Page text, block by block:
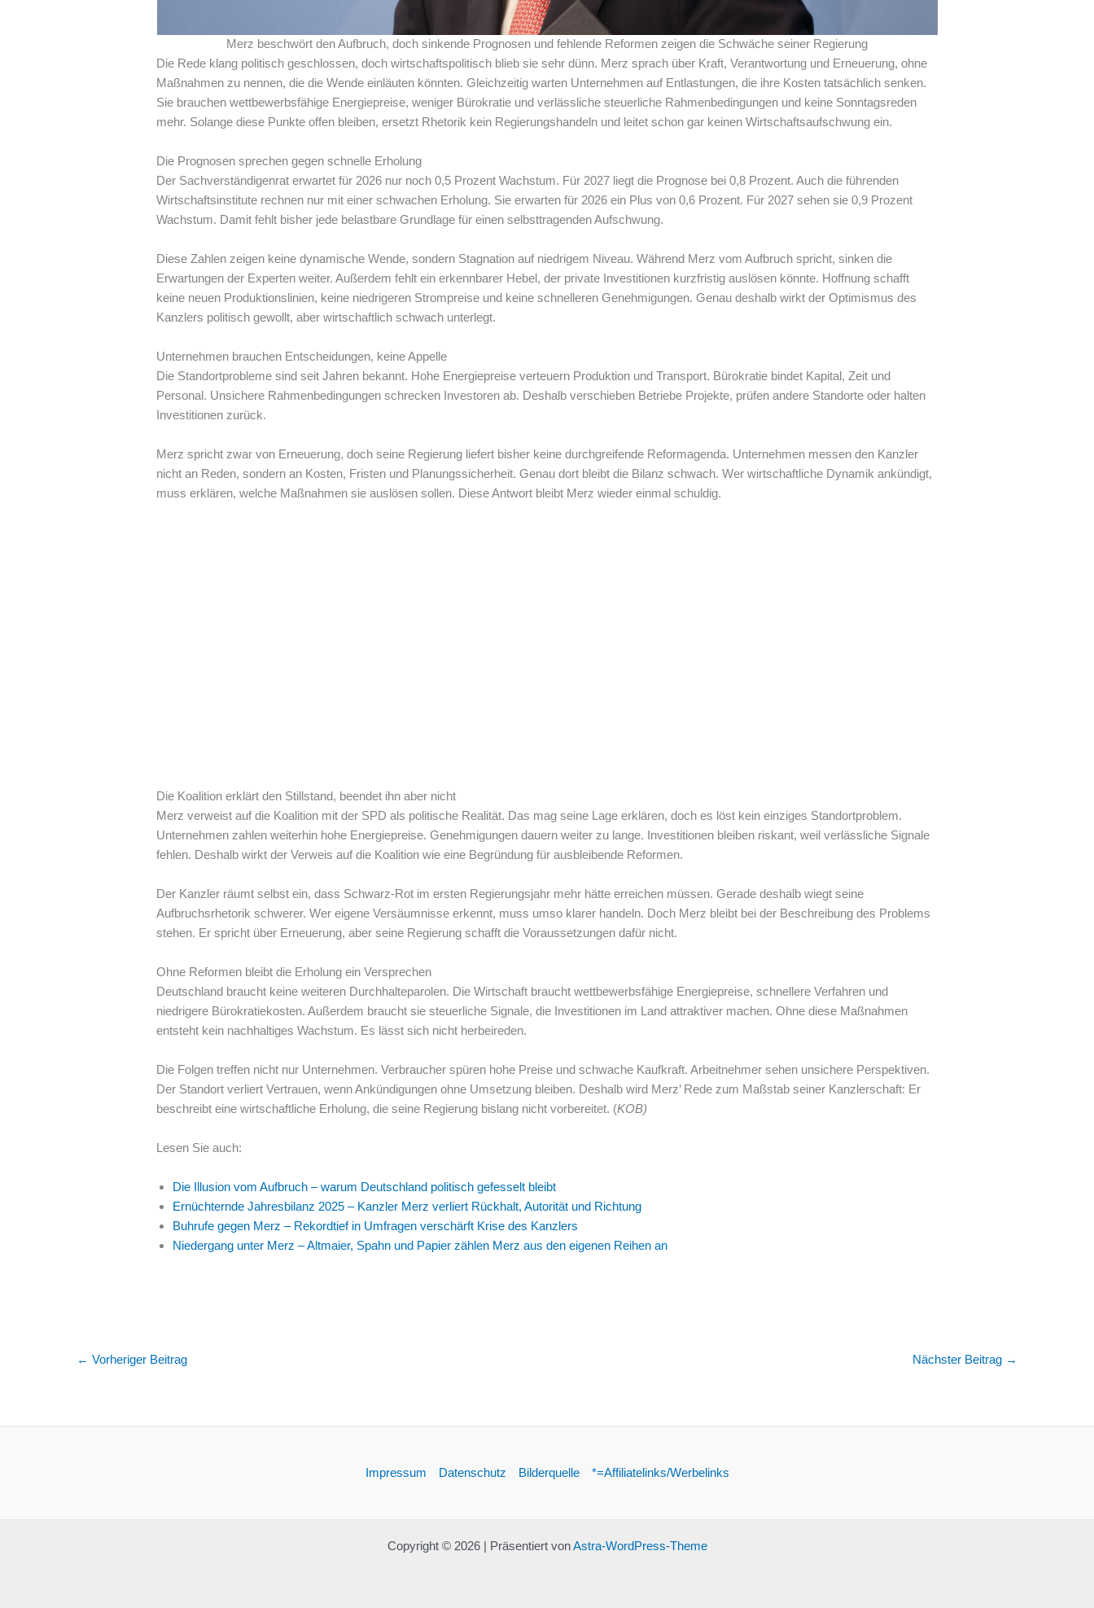
Merz beschwört den Aufbruch, doch sinkende Prognosen und fehlende Reformen zeigen die Schwäche seiner Regierung
Die Rede klang politisch geschlossen, doch wirtschaftspolitisch blieb sie sehr dünn. Merz sprach über Kraft, Verantwortung und Erneuerung, ohne
Maßnahmen zu nennen, die die Wende einläuten könnten. Gleichzeitig warten Unternehmen auf Entlastungen, die ihre Kosten tatsächlich senken.
Sie brauchen wettbewerbsfähige Energiepreise, weniger Bürokratie und verlässliche steuerliche Rahmenbedingungen und keine Sonntagsreden
mehr. Solange diese Punkte offen bleiben, ersetzt Rhetorik kein Regierungshandeln und leitet schon gar keinen Wirtschaftsaufschwung ein.
Die Prognosen sprechen gegen schnelle Erholung
Der Sachverständigenrat erwartet für 2026 nur noch 0,5 Prozent Wachstum. Für 2027 liegt die Prognose bei 0,8 Prozent. Auch die führenden
Wirtschaftsinstitute rechnen nur mit einer schwachen Erholung. Sie erwarten für 2026 ein Plus von 0,6 Prozent. Für 2027 sehen sie 0,9 Prozent
Wachstum. Damit fehlt bisher jede belastbare Grundlage für einen selbsttragenden Aufschwung.
Diese Zahlen zeigen keine dynamische Wende, sondern Stagnation auf niedrigem Niveau. Während Merz vom Aufbruch spricht, sinken die
Erwartungen der Experten weiter. Außerdem fehlt ein erkennbarer Hebel, der private Investitionen kurzfristig auslösen könnte. Hoffnung schafft
keine neuen Produktionslinien, keine niedrigeren Strompreise und keine schnelleren Genehmigungen. Genau deshalb wirkt der Optimismus des
Kanzlers politisch gewollt, aber wirtschaftlich schwach unterlegt.
Unternehmen brauchen Entscheidungen, keine Appelle
Die Standortprobleme sind seit Jahren bekannt. Hohe Energiepreise verteuern Produktion und Transport. Bürokratie bindet Kapital, Zeit und
Personal. Unsichere Rahmenbedingungen schrecken Investoren ab. Deshalb verschieben Betriebe Projekte, prüfen andere Standorte oder halten
Investitionen zurück.
Merz spricht zwar von Erneuerung, doch seine Regierung liefert bisher keine durchgreifende Reformagenda. Unternehmen messen den Kanzler
nicht an Reden, sondern an Kosten, Fristen und Planungssicherheit. Genau dort bleibt die Bilanz schwach. Wer wirtschaftliche Dynamik ankündigt,
muss erklären, welche Maßnahmen sie auslösen sollen. Diese Antwort bleibt Merz wieder einmal schuldig.
Die Koalition erklärt den Stillstand, beendet ihn aber nicht
Merz verweist auf die Koalition mit der SPD als politische Realität. Das mag seine Lage erklären, doch es löst kein einziges Standortproblem.
Unternehmen zahlen weiterhin hohe Energiepreise. Genehmigungen dauern weiter zu lange. Investitionen bleiben riskant, weil verlässliche Signale
fehlen. Deshalb wirkt der Verweis auf die Koalition wie eine Begründung für ausbleibende Reformen.
Der Kanzler räumt selbst ein, dass Schwarz-Rot im ersten Regierungsjahr mehr hätte erreichen müssen. Gerade deshalb wiegt seine
Aufbruchsrhetorik schwerer. Wer eigene Versäumnisse erkennt, muss umso klarer handeln. Doch Merz bleibt bei der Beschreibung des Problems
stehen. Er spricht über Erneuerung, aber seine Regierung schafft die Voraussetzungen dafür nicht.
Ohne Reformen bleibt die Erholung ein Versprechen
Deutschland braucht keine weiteren Durchhalteparolen. Die Wirtschaft braucht wettbewerbsfähige Energiepreise, schnellere Verfahren und
niedrigere Bürokratiekosten. Außerdem braucht sie steuerliche Signale, die Investitionen im Land attraktiver machen. Ohne diese Maßnahmen
entsteht kein nachhaltiges Wachstum. Es lässt sich nicht herbeireden.
Die Folgen treffen nicht nur Unternehmen. Verbraucher spüren hohe Preise und schwache Kaufkraft. Arbeitnehmer sehen unsichere Perspektiven.
Der Standort verliert Vertrauen, wenn Ankündigungen ohne Umsetzung bleiben. Deshalb wird Merz’ Rede zum Maßstab seiner Kanzlerschaft: Er
beschreibt eine wirtschaftliche Erholung, die seine Regierung bislang nicht vorbereitet. (KOB)
Lesen Sie auch:
Die Illusion vom Aufbruch – warum Deutschland politisch gefesselt bleibt
Ernüchternde Jahresbilanz 2025 – Kanzler Merz verliert Rückhalt, Autorität und Richtung
Buhrufe gegen Merz – Rekordtief in Umfragen verschärft Krise des Kanzlers
Niedergang unter Merz – Altmaier, Spahn und Papier zählen Merz aus den eigenen Reihen an
← Vorheriger Beitrag Nächster Beitrag →
Impressum Datenschutz Bilderquelle *=Affiliatelinks/Werbelinks
Copyright © 2026 | Präsentiert vonAstra-WordPress-Theme